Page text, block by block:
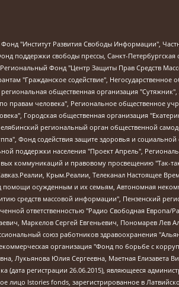
группа ЛГБТ+ "Реверс", Алексеев Андрей Викторович, Бекбулатова Таисия Львовна, Беляев Иван Михайлович, Владыкина Елена Сергеевна, Гельман Марат Александрович, Никульшина Вероника Юрьевна, Толоконникова Надежда Андреевна, Шендерович Виктор Анатольевич, Общество с ограниченной ответственностью "Данное сообщение", Общество с ограниченной ответственностью Издательский дом "Новая глава", Айнбиндер Александра Александровна, Московский комьюнити-центр для ЛГБТ+инициатив, Благотворительный фонд развития филантропии, Deutsche Welle (Германия, Kurt-Schumacher-Strasse 3, 53113 Bonn), Борзунова Мария Михайловна, Воробьев Виктор Викторович, Голубева Анна Львовна, Константинова Алла Михайловна, Малкова Ирина Владимировна, Мурадов Мурад Абдулгалимович, Осетинская Елизавета Николаевна, Понасенков Евгений Николаевич, Ганапольский Матвей Юрьевич, Киселев Евгений Алексеевич, Борухович Ирина Григорьевна, Дремин Иван Тимофеевич, Дубровский Дмитрий Викторович, Красноярская региональная общественная организация поддержки и развития альтернативных образовательных технологий и межкультурных коммуникаций "ИНТЕРРА", Маяковская Екатерина Алексеевна, Фейгин Марк Захарович, Филимонов Андрей Викторович, Дзугкоева Регина Николаевна, Доброхотов Роман Александрович, Дудь Юрий Александрович, Елкин Сергей Владимирович, Кругликов Кирилл Игоревич, Сабунаева Мария Леонидовна, Семенов Алексей Владимирович, Шаинян Карен Багратович, Шульман Екатерина Михайловна, Асафьев Артур Валерьевич, Вахштайн Виктор Семенович, Венедиктов Алексей Алексеевич, Лушникова Екатерина Евгеньевна, Волков Леонид Михайлович, Невзоров Александр Глебович, Пархоменко Сергей Борисович, Сироткин Ярослав Николаевич, Кара-Мурза Владимир Владимирович, Баранова Наталья Владимировна, Гозман Леонид Яковлевич, Кагарлицкий Борис Юльевич, Климарев Михаил Валерьевич, Милов Владимир Станиславович, Автономная некоммерческая организация Краснодарский центр современного искусства "Типография", Моргенштерн Алишер Тагирович, Соболь Любовь Эдуардовна, Общество с ограниченной ответственностью "ЛИЗА НОРМ", Каспаров Гарри Кимович, Ходорковский Михаил Борисович, Общество с ограниченной ответственностью "Апрельские тезисы", Данилович Ирина Брониславовна, Кашин Олег Владимирович, Петров Николай Владимирович, Пивоваров